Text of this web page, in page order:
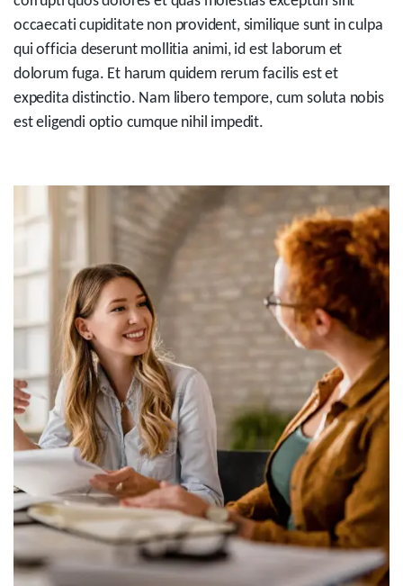
occaecati cupiditate non provident, similique sunt in culpa
qui officia deserunt mollitia animi, id est laborum et
dolorum fuga. Et harum quidem rerum facilis est et
expedita distinctio. Nam libero tempore, cum soluta nobis
est eligendi optio cumque nihil impedit.